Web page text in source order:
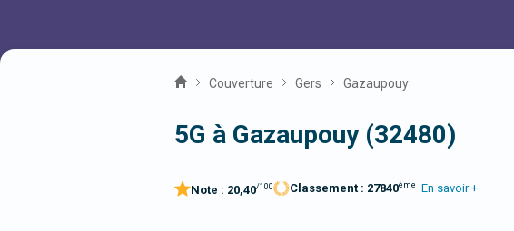
Couverture Gers Gazaupouy
5G à Gazaupouy (32480)
Note : 20,40/100 Classement : 27840ème En savoir +